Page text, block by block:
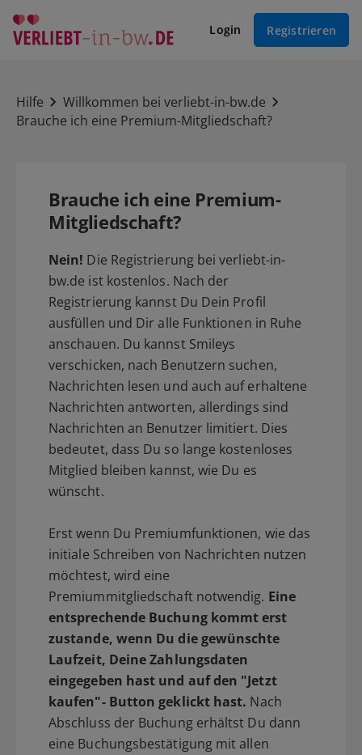
Login Registrieren
Hilfe
Willkommen bei verliebt-in-bw.de
Brauche ich eine Premium-Mitgliedschaft?
Brauche ich eine Premium-
Mitgliedschaft?
Nein! Die Registrierung bei verliebt-in-
bw.de ist kostenlos. Nach der
Registrierung kannst Du Dein Profil
ausfüllen und Dir alle Funktionen in Ruhe
anschauen. Du kannst Smileys
verschicken, nach Benutzern suchen,
Nachrichten lesen und auch auf erhaltene
Nachrichten antworten, allerdings sind
Nachrichten an Benutzer limitiert. Dies
bedeutet, dass Du so lange kostenloses
Mitglied bleiben kannst, wie Du es
wünscht.
Erst wenn Du Premiumfunktionen, wie das
initiale Schreiben von Nachrichten nutzen
möchtest, wird eine
Premiummitgliedschaft notwendig. Eine
entsprechende Buchung kommt erst
zustande, wenn Du die gewünschte
Laufzeit, Deine Zahlungsdaten
eingegeben hast und auf den "Jetzt
kaufen"- Button geklickt hast. Nach
Abschluss der Buchung erhältst Du dann
eine Buchungsbestätigung mit allen